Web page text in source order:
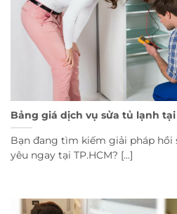
Bảng giá dịch vụ sửa tủ lạnh tại
Bạn đang tìm kiếm giải pháp hồi
yêu ngay tại TP.HCM? [...]